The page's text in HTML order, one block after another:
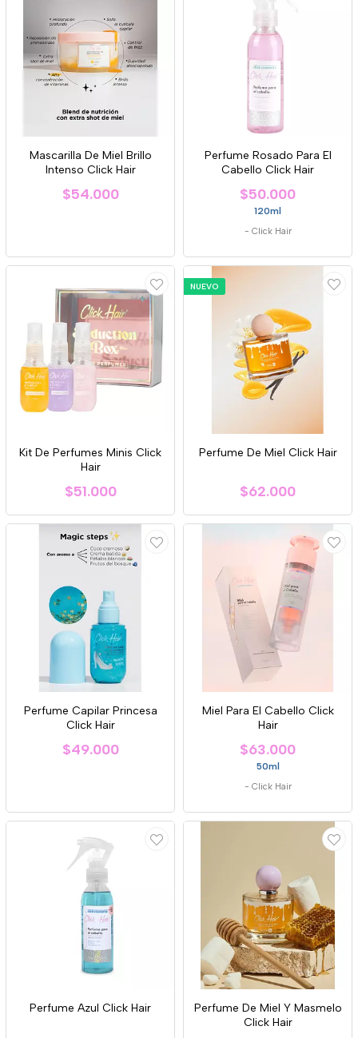
Mascarilla De Miel Brillo
Intenso Click Hair
$54.000
Perfume Rosado Para El
Cabello Click Hair
$50.000
120ml
- Click Hair
Kit De Perfumes Minis Click
Hair
$51.000
NUEVO
Perfume De Miel Click Hair
$62.000
Perfume Capilar Princesa
Click Hair
$49.000
Miel Para El Cabello Click
Hair
$63.000
50ml
- Click Hair
Perfume Azul Click Hair
Perfume De Miel Y Masmelo
Click Hair